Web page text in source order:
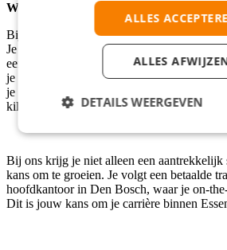
Wat bieden wij jou?
Bij Essent waarderen we jouw inzet, en
Je ontvangt een bruto-uurloon tussen €
een eindejaarsuitkering van 4,5%. Werk je
je extra toeslagen. Daarnaast zijn je
je met het openbaar vervoer reist, of je
kilometervergoeding als je met de auto komt.
Bij ons krijg je niet alleen een aantrekkelijk
kans om te groeien. Je volgt een betaalde
hoofdkantoor in Den Bosch, waar je on-
Dit is jouw kans om je carrière binnen
ALLES
ALLES
DETAILS WEERGEVEN